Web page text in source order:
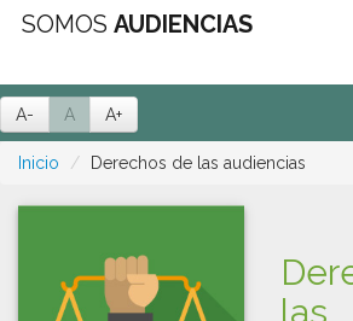
SOMOS AUDIENCIAS
A- A A+
Inicio Derechos de las audiencias
las